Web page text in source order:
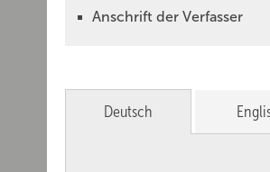
Anschrift der Verfasser
Deutsch